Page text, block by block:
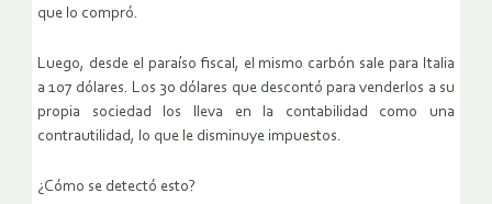
que lo compró.
Luego, desde el paraíso fiscal, el mismo carbón sale para Italia
a 107 dólares. Los 30 dólares que descontó para venderlos a su
propia sociedad los lleva en la contabilidad como una
contrautilidad, lo que le disminuye impuestos.
¿Cómo se detectó esto?